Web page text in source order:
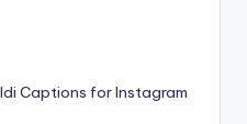
Captions for Instagram